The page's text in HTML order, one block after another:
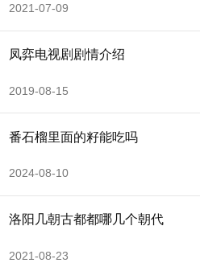
2021-07-09
凤弈电视剧剧情介绍
2019-08-15
番石榴里面的籽能吃吗
2024-08-10
洛阳几朝古都都哪几个朝代
2021-08-23